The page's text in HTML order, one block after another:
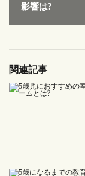
影響は?
関連記事